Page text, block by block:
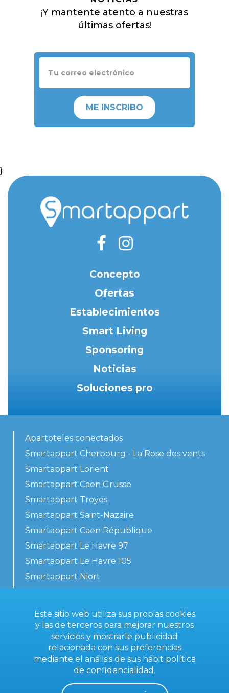
¡Y mantente atento a nuestras
últimas ofertas!
ME INSCRIBO
}
Concepto
Ofertas
Establecimientos
Smart Living
Sponsoring
Noticias
Soluciones pro
Apartoteles conectados
Smartappart Cherbourg - La Rose des vents
Smartappart Lorient
Smartappart Caen Grusse
Smartappart Troyes
Smartappart Saint-Nazaire
Smartappart Caen République
Smartappart Le Havre 97
Smartappart Le Havre 105
Smartappart Niort
Contacta con nosotros
Condiciones generales
Este sitio web utiliza sus propias cookies
y las de terceros para mejorar nuestros
servicios y mostrarle publicidad
relacionada con sus preferencias
mediante el análisis de sus hábit política
de confidencialidad .